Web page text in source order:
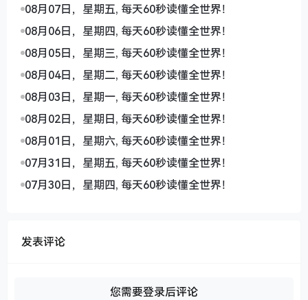
08月07日，星期五, 每天60秒读懂全世界！
08月06日，星期四, 每天60秒读懂全世界！
08月05日，星期三, 每天60秒读懂全世界！
08月04日，星期二, 每天60秒读懂全世界！
08月03日，星期一, 每天60秒读懂全世界！
08月02日，星期日, 每天60秒读懂全世界！
08月01日，星期六, 每天60秒读懂全世界！
07月31日，星期五, 每天60秒读懂全世界！
07月30日，星期四, 每天60秒读懂全世界！
发表评论
您需要登录后评论